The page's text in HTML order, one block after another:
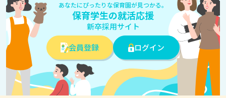
あなたにぴったりな保育園が見つかる。
保育学生の就活応援
新卒採用サイト
会員登録
ログイン